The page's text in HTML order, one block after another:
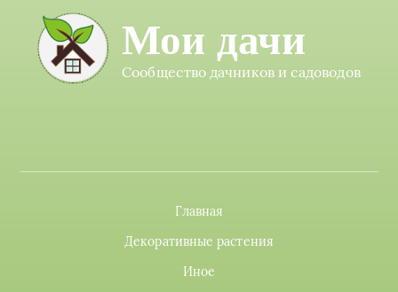
Мои дачи
Сообщество дачников и садоводов
Главная
Декоративные растения
Иное